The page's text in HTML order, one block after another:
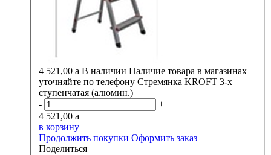
4 521,00 a В наличии Наличие товара в магазинах
уточняйте по телефону Стремянка KROFT 3-х
ступенчатая (алюмин.)
-
+
4 521,00 a
в корзину
Продолжить покупки Оформить заказ
Поделиться